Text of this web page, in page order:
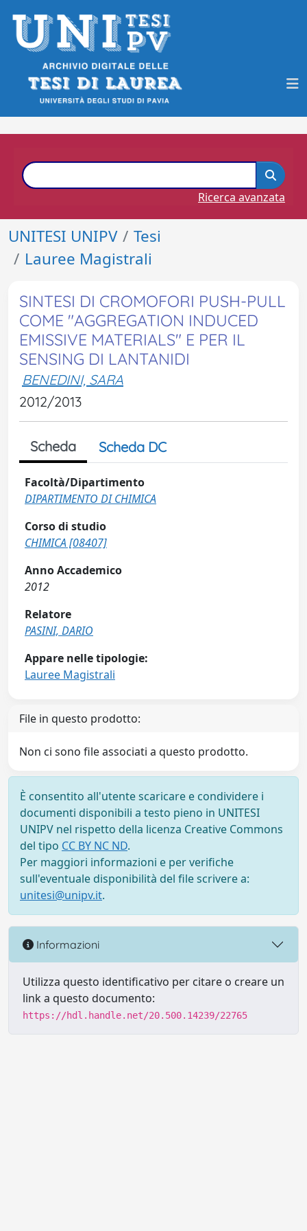
Ricerca avanzata
UNITESI UNIPV
Tesi
Lauree Magistrali
SINTESI DI CROMOFORI PUSH-PULL
COME "AGGREGATION INDUCED
EMISSIVE MATERIALS" E PER IL
SENSING DI LANTANIDI
BENEDINI, SARA
2012/2013
Scheda Scheda DC
Facoltà/Dipartimento
DIPARTIMENTO DI CHIMICA
Corso di studio
CHIMICA [08407]
Anno Accademico
2012
Relatore
PASINI, DARIO
Appare nelle tipologie:
Lauree Magistrali
File in questo prodotto:
Non ci sono file associati a questo prodotto.
È consentito all'utente scaricare e condividere i
documenti disponibili a testo pieno in UNITESI
UNIPV nel rispetto della licenza Creative Commons
del tipo CC BY NC ND.
Per maggiori informazioni e per verifiche
sull'eventuale disponibilità del file scrivere a:
unitesi@unipv.it.
Informazioni
Utilizza questo identificativo per citare o creare un
link a questo documento:
https://hdl.handle.net/20.500.14239/22765